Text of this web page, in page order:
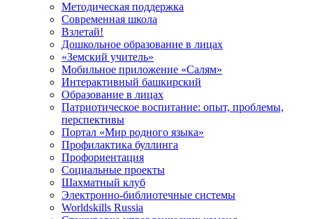
Методическая поддержка
Современная школа
Взлетай!
Дошкольное образование в лицах
«Земский учитель»
Мобильное приложение «Салям»
Интерактивный башкирский
Образование в лицах
Патриотическое воспитание: опыт, проблемы,
перспективы
Портал «Мир родного языка»
Профилактика буллинга
Профориентация
Социальные проекты
Шахматный клуб
Электронно-библиотечные системы
Worldskills Russia